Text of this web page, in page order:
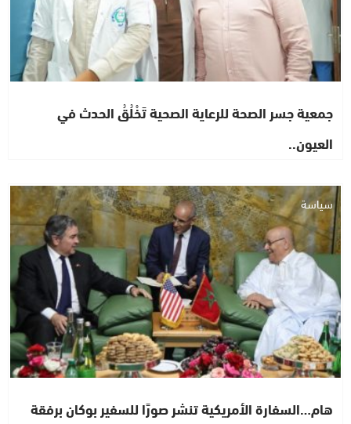
جمعية جسر الصحة للرعاية الصحية تَخْلُقُ الحدث في
العيون..
سياسة
هام…السفارة الأمريكية تنشر صورًا للسفير بوكان برفقة